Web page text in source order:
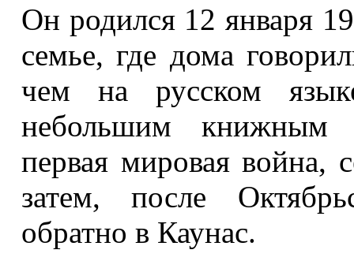
Он родился 12 января
семье, где дома
чем на русском
небольшим книжным
первая мировая война,
затем, после
обратно в Каунас.